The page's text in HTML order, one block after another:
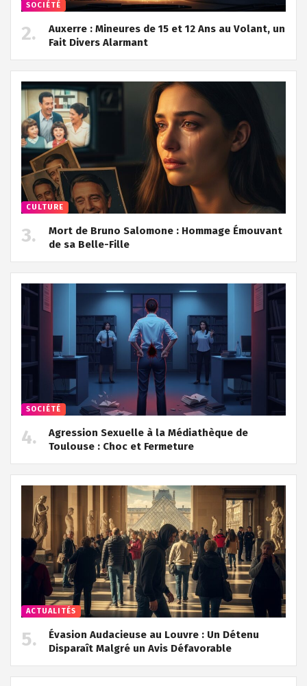
SOCIÉTÉ
Auxerre : Mineures de 15 et 12 Ans au Volant, un
Fait Divers Alarmant
CULTURE
Mort de Bruno Salomone : Hommage Émouvant
de sa Belle-Fille
SOCIÉTÉ
Agression Sexuelle à la Médiathèque de
Toulouse : Choc et Fermeture
ACTUALITÉS
Évasion Audacieuse au Louvre : Un Détenu
Disparaît Malgré un Avis Défavorable